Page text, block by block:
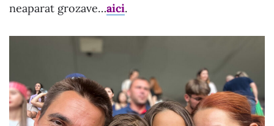
neaparat grozave…aici.